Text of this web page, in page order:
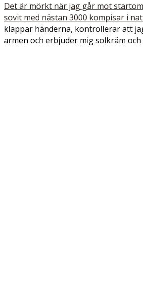
Det är mörkt när jag går mot
sovit med nästan 3000 kompisar i
klappar händerna, kontrollerar att
armen och erbjuder mig solkräm och